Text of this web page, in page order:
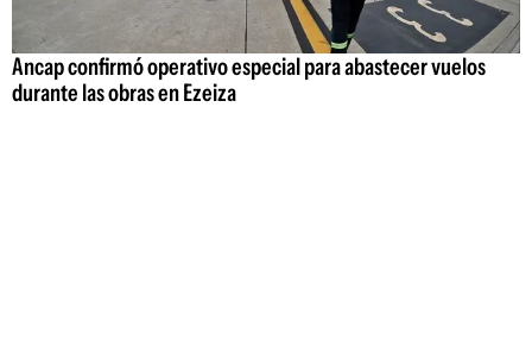
Ancap confirmó operativo especial para abastecer vuelos
durante las obras en Ezeiza